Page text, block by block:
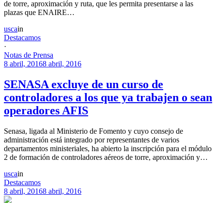
de torre, aproximación y ruta, que les permita presentarse a las
plazas que ENAIRE…
uscain
Destacamos
·
Notas de Prensa
8 abril, 20168 abril, 2016
SENASA excluye de un curso de
controladores a los que ya trabajen o sean
operadores AFIS
Senasa, ligada al Ministerio de Fomento y cuyo consejo de
administración está integrado por representantes de varios
departamentos ministeriales, ha abierto la inscripción para el módulo
2 de formación de controladores aéreos de torre, aproximación y…
uscain
Destacamos
8 abril, 20168 abril, 2016